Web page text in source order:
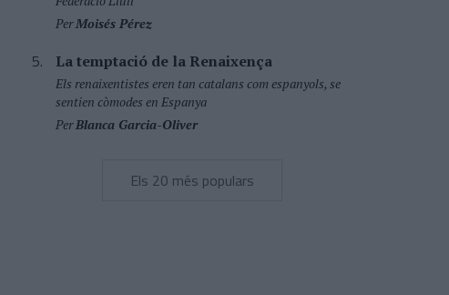
PerMoisés Pérez
La temptació de la Renaixença
Els renaixentistes eren tan catalans com espanyols, se
sentien còmodes en Espanya
PerBlanca Garcia-Oliver
Els 20 més populars